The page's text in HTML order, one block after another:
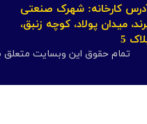
تمام حقوق این وبسایت
کارخانه: شهرک صنعتی
میدان پولاد، کوچه زنبق،
5